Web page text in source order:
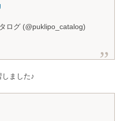
ログ (@puklipo_catalog)
ました♪